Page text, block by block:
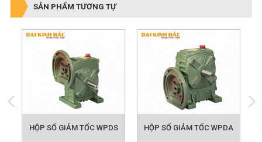
SẢN PHẨM TƯƠNG TỰ
HỘP SỐ GIẢM TỐC WPDS HỘP SỐ GIẢM TỐC WPDA